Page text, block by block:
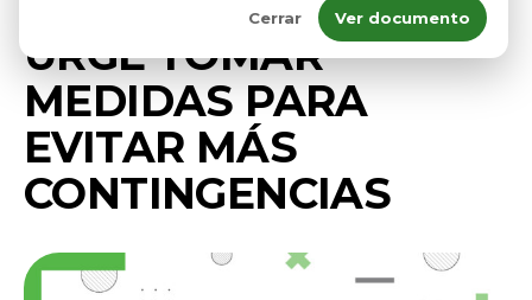
Cerrar Ver documento
URGE TOMAR
MEDIDAS PARA
EVITAR MÁS
CONTINGENCIAS